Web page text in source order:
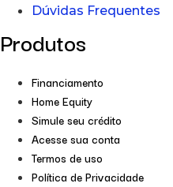
Dúvidas Frequentes
Produtos
Financiamento
Home Equity
Simule seu crédito
Acesse sua conta
Termos de uso
Política de Privacidade